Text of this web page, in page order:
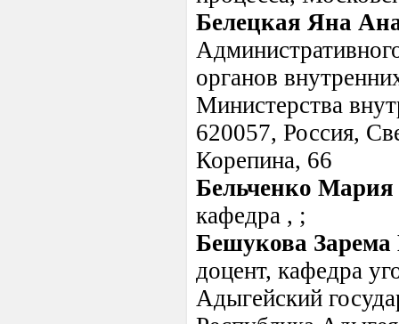
Белецкая Яна
органов
Министерства
620057, Россия,
Корепина, 66
Бельченко Мария
кафедра , ;
Бешукова
доцент, кафедра
Адыгейский